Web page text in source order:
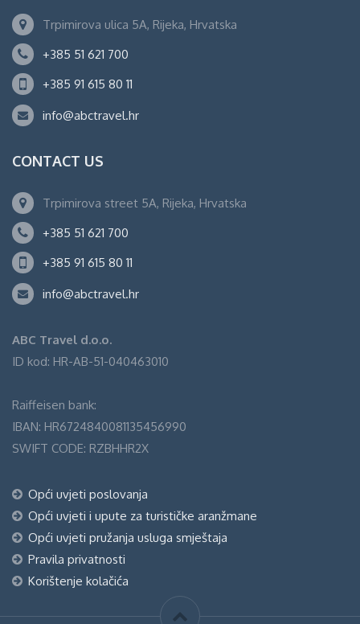
Trpimirova ulica 5A, Rijeka, Hrvatska
+385 51 621 700
+385 91 615 80 11
info@abctravel.hr
CONTACT US
Trpimirova street 5A, Rijeka, Hrvatska
+385 51 621 700
+385 91 615 80 11
info@abctravel.hr
ABC Travel d.o.o.
ID kod: HR-AB-51-040463010
Raiffeisen bank:
IBAN: HR6724840081135456990
SWIFT CODE: RZBHHR2X
Opći uvjeti poslovanja
Opći uvjeti i upute za turističke aranžmane
Opći uvjeti pružanja usluga smještaja
Pravila privatnosti
Korištenje kolačića